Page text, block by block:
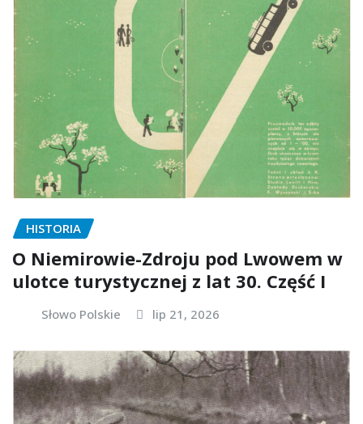
HISTORIA
O Niemirowie-Zdroju pod Lwowem w
ulotce turystycznej z lat 30. Część I
Słowo Polskie lip 21, 2026